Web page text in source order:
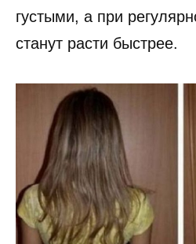
густыми, а при
станут расти быстрее.